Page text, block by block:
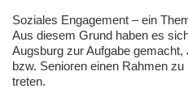
Soziales Engagement – ein
Aus diesem Grund haben es
Augsburg zur Aufgabe
bzw. Senioren einen Rahmen
treten.